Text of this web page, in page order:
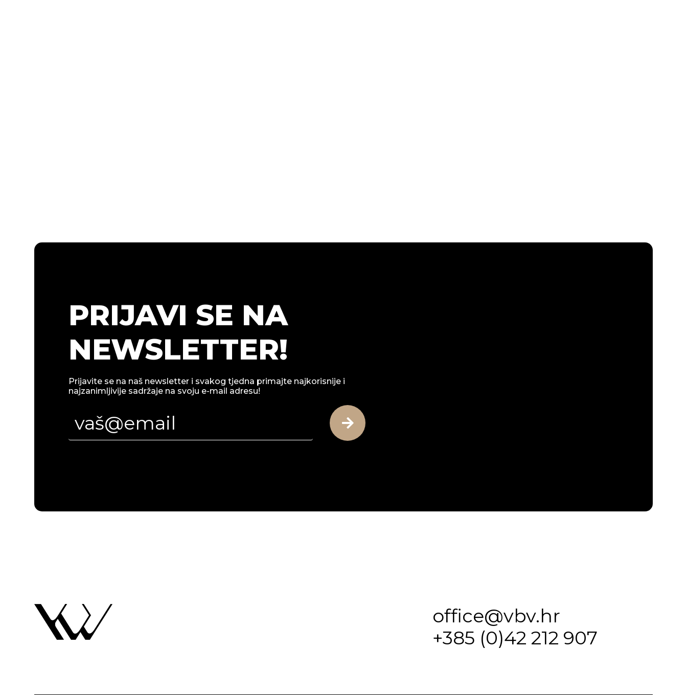
PRIJAVI SE NA
NEWSLETTER!
Prijavite se na naš newsletter i svakog tjedna primajte najkorisnije i
najzanimljivije sadržaje na svoju e-mail adresu!
office@vbv.hr
+385 (0)42 212 907